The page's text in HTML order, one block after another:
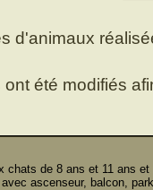
d'animaux
été modifiés
chats de 8 ans et 11 ans
avec ascenseur, balcon,